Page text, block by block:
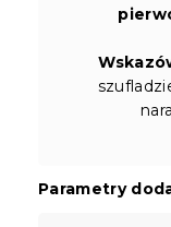
Parametry